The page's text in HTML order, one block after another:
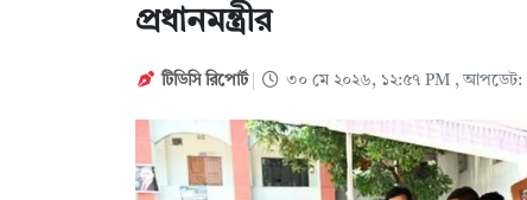
প্রধানমন্ত্রীর
টিডিসি রিপোর্ট ৩০ মে ২০২৬, ১২:৫৭ PM , আপডেট: